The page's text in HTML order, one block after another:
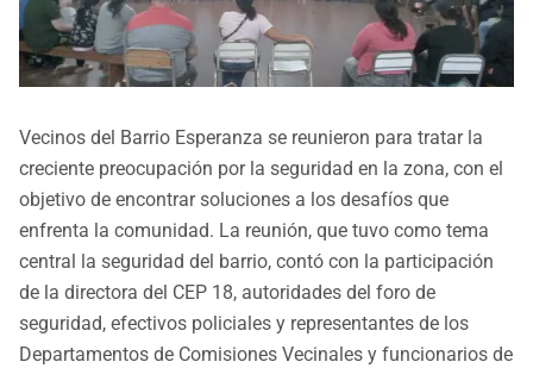
Vecinos del Barrio Esperanza se reunieron para tratar la
creciente preocupación por la seguridad en la zona, con el
objetivo de encontrar soluciones a los desafíos que
enfrenta la comunidad. La reunión, que tuvo como tema
central la seguridad del barrio, contó con la participación
de la directora del CEP 18, autoridades del foro de
seguridad, efectivos policiales y representantes de los
Departamentos de Comisiones Vecinales y funcionarios de